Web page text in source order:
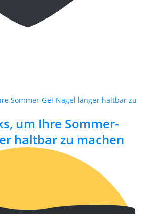
um Ihre Sommer-
haltbar zu machen